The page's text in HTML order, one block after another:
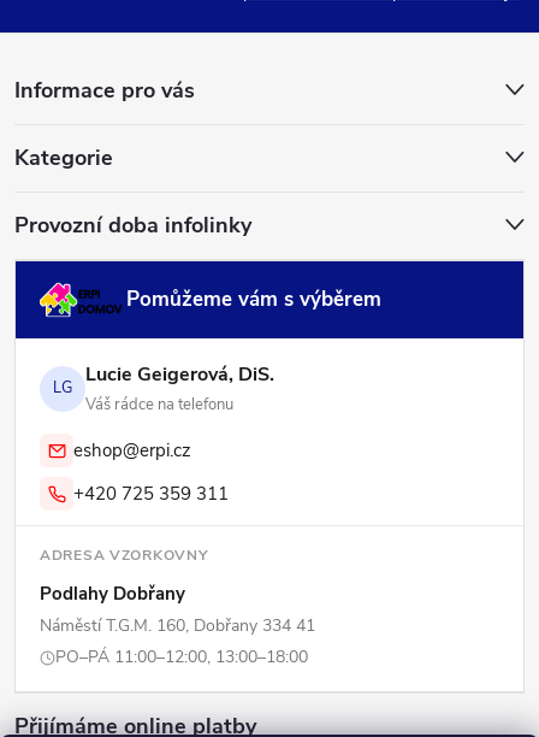
Informace pro vás
Kategorie
Provozní doba infolinky
Pomůžeme vám s výběrem
LG Lucie Geigerová, DiS.
Váš rádce na telefonu
eshop@erpi.cz
+420 725 359 311
ADRESA VZORKOVNY
Podlahy Dobřany
Náměstí T.G.M. 160, Dobřany 334 41
PO–PÁ 11:00–12:00, 13:00–18:00
Přijímáme online platby